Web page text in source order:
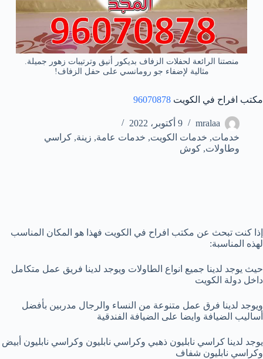
منصتنا الرائعة لحفلات الزفاف بديكور أنيق وترتيبات زهور جميلة.
مثالية لإضفاء جو رومانسي على حفل الزفاف!
مكتب افراح في الكويت 96070878
mralaa
9 أكتوبر، 2022
خدمات, خدمات الكويت, خدمات عامة, زينة, كراسي
وطاولات, كوش
‏إذا كنت تبحث عن مكتب افراح في الكويت فهذا هو المكان المناسب
لهذه المناسبة:
حيث يوجد لدينا جميع انواع الطاولات ويوجد لدينا فريق عمل متكامل
داخل دولة الكويت
ويوجد لدينا فرق عمل متنوعة من النساء والرجال مدربين بأفضل
أساليب الضيافة وايضا على الضيافة الفندقية
‏يوجد لدينا كراسي نابليون ذهبي وكراسي نابليون وكراسي نابليون أبيض
وكراسي نابليون شفاف